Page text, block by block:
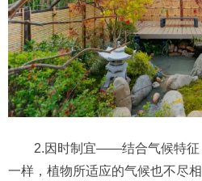
2.因时制宜——结合气候特征
一样，植物所适应的气候也不尽